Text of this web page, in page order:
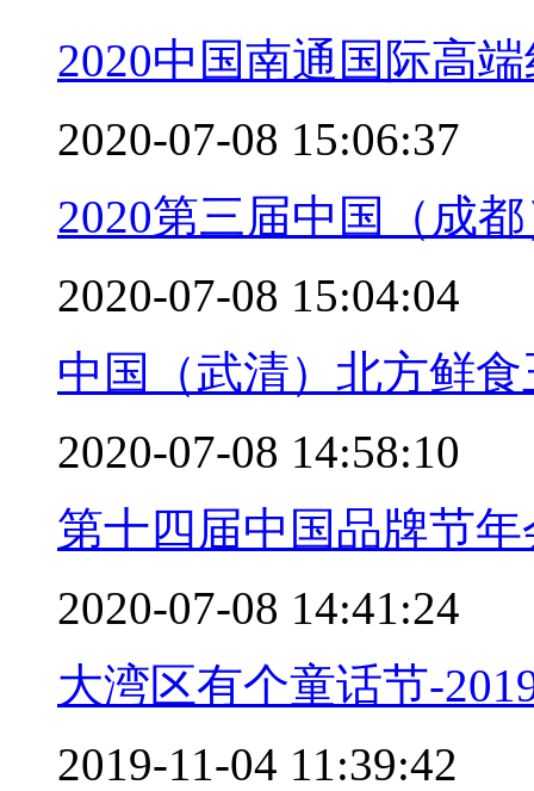
2020中国南通国际高
2020-07-08 15:06:37
2020第三届中国（成
2020-07-08 15:04:04
中国（武清）北方鲜
2020-07-08 14:58:10
第十四届中国品牌节
2020-07-08 14:41:24
大湾区有个童话节-
2019-11-04 11:39:42